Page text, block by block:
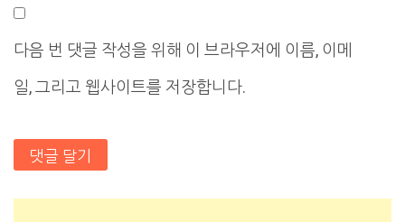
다음 번 댓글 작성을 위해 이 브라우저에 이름, 이메
일, 그리고 웹사이트를 저장합니다.